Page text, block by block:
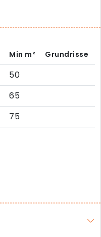
Min m² Grundrisse
50
65
75